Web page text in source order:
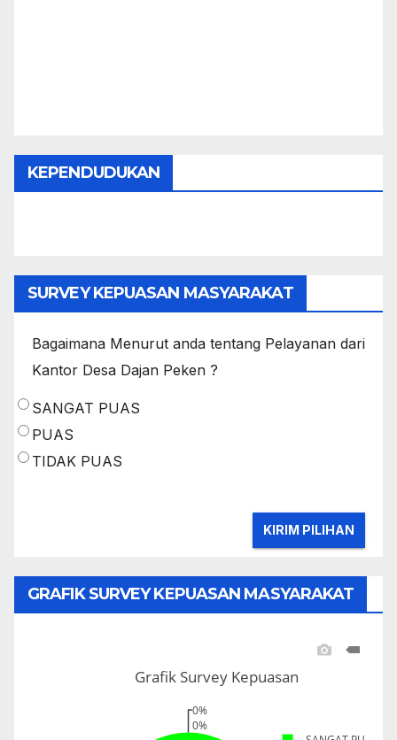
KEPENDUDUKAN
SURVEY KEPUASAN MASYARAKAT
Bagaimana Menurut anda tentang Pelayanan dari
Kantor Desa Dajan Peken ?
SANGAT PUAS
PUAS
TIDAK PUAS
GRAFIK SURVEY KEPUASAN MASYARAKAT